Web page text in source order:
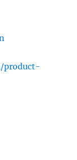
product-